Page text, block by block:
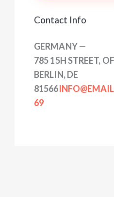
Contact Info
GERMANY —
785 15H STREET,
BERLIN, DE
81566
69